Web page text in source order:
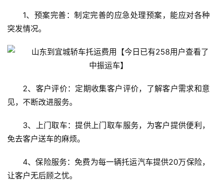
1、预案完善：制定完善的应急处理预案，能应对各种
突发情况。
2、客户评价：定期收集客户评价，了解客户需求和意
见，不断改进服务。
3、上门取车：提供上门取车服务，为客户提供便利，
免去客户送车的麻烦。
4、保险服务：免费为每一辆托运汽车提供20万保险，
让客户无后顾之忧。